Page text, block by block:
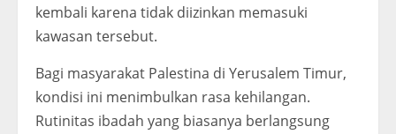
kembali karena tidak diizinkan memasuki
kawasan tersebut.
Bagi masyarakat Palestina di Yerusalem Timur,
kondisi ini menimbulkan rasa kehilangan.
Rutinitas ibadah yang biasanya berlangsung